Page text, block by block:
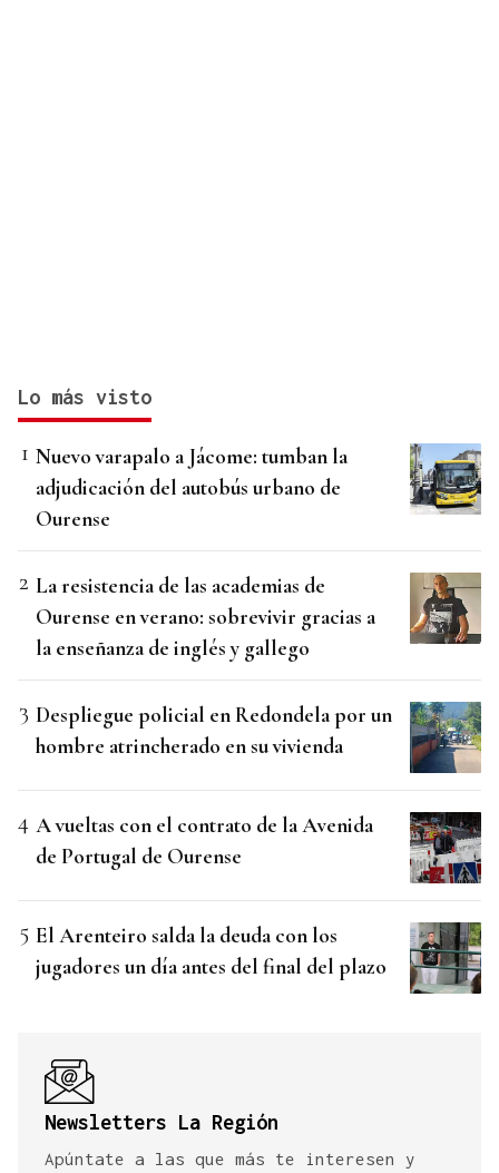
Lo más visto
Nuevo varapalo a Jácome: tumban la
adjudicación del autobús urbano de
Ourense
La resistencia de las academias de
Ourense en verano: sobrevivir gracias a
la enseñanza de inglés y gallego
Despliegue policial en Redondela por un
hombre atrincherado en su vivienda
A vueltas con el contrato de la Avenida
de Portugal de Ourense
El Arenteiro salda la deuda con los
jugadores un día antes del final del plazo
Newsletters La Región
Apúntate a las que más te interesen y